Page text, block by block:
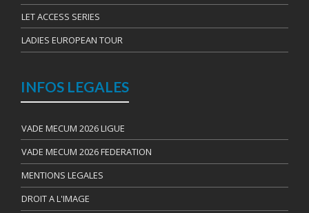
LET ACCESS SERIES
LADIES EUROPEAN TOUR
INFOS LEGALES
VADE MECUM 2026 LIGUE
VADE MECUM 2026 FEDERATION
MENTIONS LEGALES
DROIT A L'IMAGE